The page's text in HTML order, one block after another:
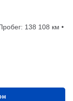
138 108 км •